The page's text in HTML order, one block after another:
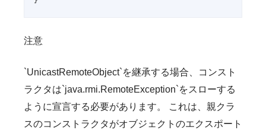
注意
`UnicastRemoteObject`を継承する場合、コンスト
ラクタは`java.rmi.RemoteException`をスローする
ように宣言する必要があります。 これは、親クラ
スのコンストラクタがオブジェクトのエクスポート